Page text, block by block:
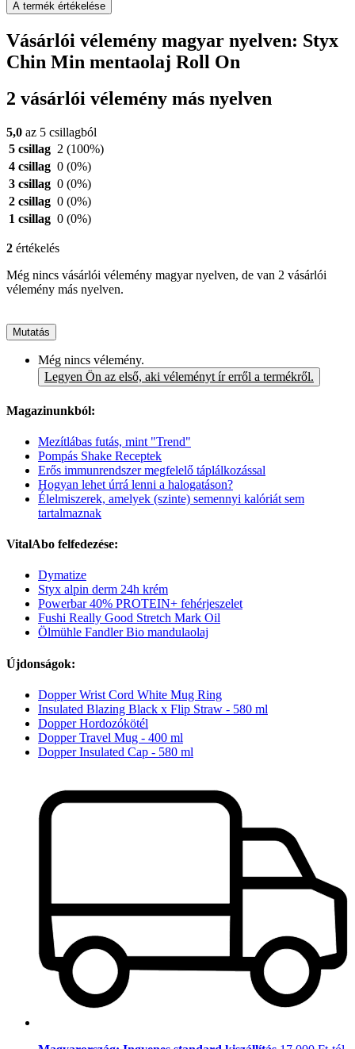
A termék értékelése
Vásárlói vélemény magyar nyelven: Styx
Chin Min mentaolaj Roll On
2 vásárlói vélemény más nyelven
5,0 az 5 csillagból
5 csillag 2 (100%)
4 csillag 0 (0%)
3 csillag 0 (0%)
2 csillag 0 (0%)
1 csillag 0 (0%)
2 értékelés
Még nincs vásárlói vélemény magyar nyelven, de van 2 vásárlói
vélemény más nyelven.
Mutatás
Még nincs vélemény.
Legyen Ön az első, aki véleményt ír erről a termékről.
Magazinunkból:
Mezítlábas futás, mint "Trend"
Pompás Shake Receptek
Erős immunrendszer megfelelő táplálkozással
Hogyan lehet úrrá lenni a halogatáson?
Élelmiszerek, amelyek (szinte) semennyi kalóriát sem
tartalmaznak
VitalAbo felfedezése:
Dymatize
Styx alpin derm 24h krém
Powerbar 40% PROTEIN+ fehérjeszelet
Fushi Really Good Stretch Mark Oil
Ölmühle Fandler Bio mandulaolaj
Újdonságok:
Dopper Wrist Cord White Mug Ring
Insulated Blazing Black x Flip Straw - 580 ml
Dopper Hordozókötél
Dopper Travel Mug - 400 ml
Dopper Insulated Cap - 580 ml